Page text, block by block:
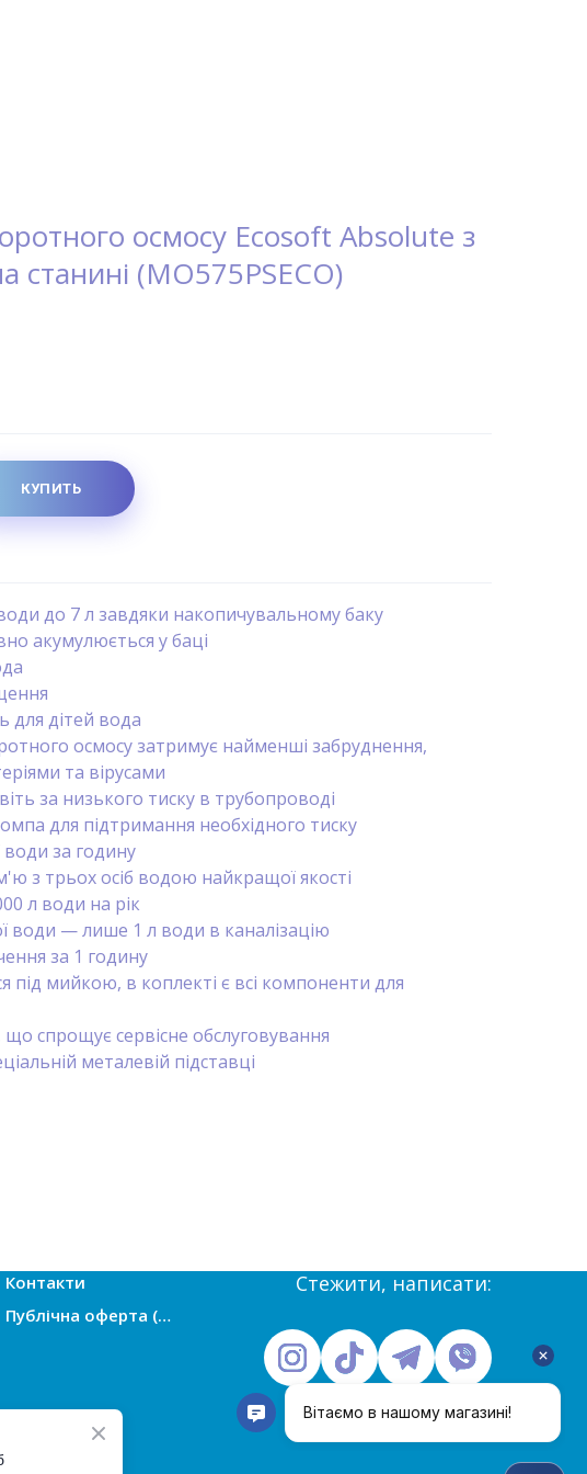
осмосу Ecosoft Absolute з
станині (MO575PSECO)
КУПИТЬ
до 7 л завдяки накопичувальному баку
акумулюється у баці
для дітей вода
осмосу затримує найменші забруднення,
та вірусами
за низького тиску в трубопроводі
для підтримання необхідного тиску
води за годину
з трьох осіб водою найкращої якості
л води на рік
води — лише 1 л води в каналізацію
за 1 годину
під мийкою, в коплекті є всі компоненти для
що спрощує сервісне обслуговування
металевій підставці
Контакти
Публічна оферта (умови угоди)
Стежити, написати: